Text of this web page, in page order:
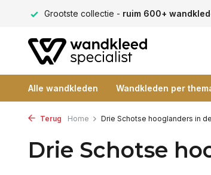
Grootste collectie - ruim 600+
Alle wandkleden Wandkleden per
Terug Home Drie Schotse hooglanders in
Drie Schotse